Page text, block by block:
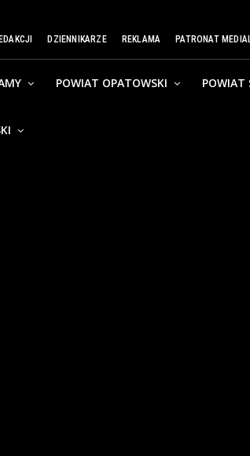
DZIENNIKARZE REKLAMA PATRONAT
POWIAT OPATOWSKI POWIAT